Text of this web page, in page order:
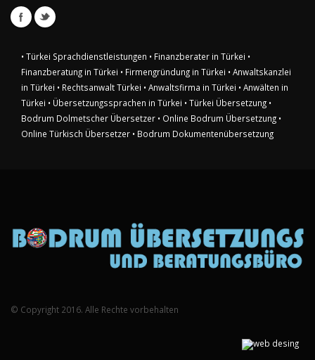
• Türkei Sprachdienstleistungen • Finanzberater in Türkei •
Finanzberatung in Türkei • Firmengründung in Türkei • Anwaltskanzlei
in Türkei • Rechtsanwalt Türkei • Anwaltsfirma in Türkei • Anwälten in
Türkei • Übersetzungssprachen in Türkei • Türkei Übersetzung •
Bodrum Dolmetscher Übersetzer • Online Bodrum Übersetzung •
Online Türkisch Übersetzer • Bodrum Dokumentenübersetzung
© Copyright 2016. Alle Rechte vorbehalten